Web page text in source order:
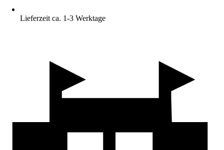
Lieferzeit ca. 1-3 Werktage